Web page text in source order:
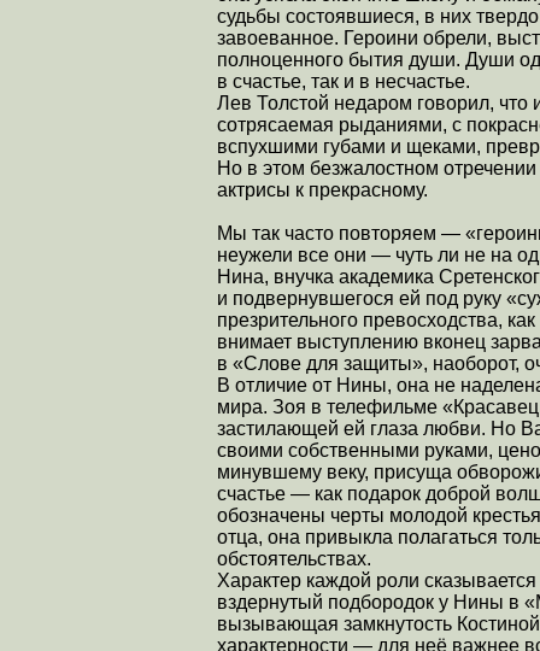
судьбы состоявшиеся, в них
завоеванное. Героини обрели,
полноценного бытия души. Души
в счастье, так и в несчастье.
Лев Толстой недаром говорил, что
сотрясаемая рыданиями, с
вспухшими губами и щеками,
Но в этом безжалостном
актрисы к прекрасному.
Мы так часто повторяем —
неужели все они — чуть ли не на
Нина, внучка академика
и подвернувшегося ей под руку
презрительного превосходства,
внимает выступлению вконец
в «Слове для защиты», наоборот,
В отличие от Нины, она не
мира. Зоя в телефильме
застилающей ей глаза любви. Но
своими собственными руками,
минувшему веку, присуща
счастье — как подарок доброй
обозначены черты молодой
отца, она привыкла полагаться
обстоятельствах.
Характер каждой роли
вздернутый подбородок у Нины в
вызывающая замкнутость
характерности — для неё важнее